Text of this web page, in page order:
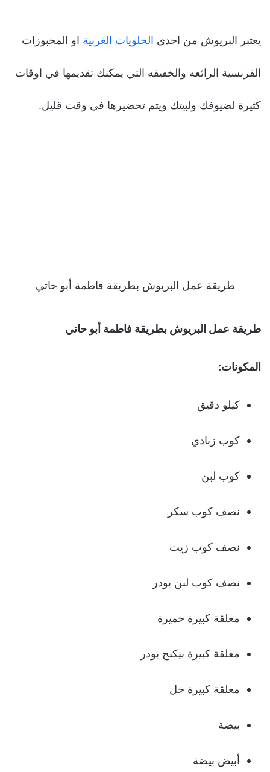
يعتبر البريوش من احدي الحلويات الغربية او المخبوزات
الفرنسية الرائعه والخفيفه التي يمكنك تقديمها في اوقات
كثيرة لضيوفك ولبيتك ويتم تحضيرها في وقت قليل.
طريقة عمل البريوش بطريقة فاطمة أبو حاتي
طريقة عمل البريوش بطريقة فاطمة أبو حاتي
المكونات:
كيلو دقيق
كوب زبادي
كوب لبن
نصف كوب سكر
نصف كوب زيت
نصف كوب لبن بودر
معلقة كبيرة خميرة
معلقة كبيرة بيكنج بودر
معلقة كبيرة خل
بيضة
أبيض بيضة